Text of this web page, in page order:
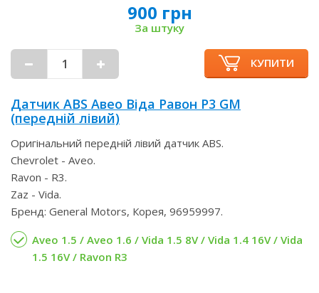
900 грн
За штуку
КУПИТИ
Датчик ABS Авео Віда Равон Р3 GM
(передній лівий)
Оригінальний передній лівий датчик ABS.
Chevrolet - Aveo.
Ravon - R3.
Zaz - Vida.
Бренд: General Motors, Корея, 96959997.
Aveo 1.5 / Aveo 1.6 / Vida 1.5 8V / Vida 1.4 16V / Vida
1.5 16V / Ravon R3